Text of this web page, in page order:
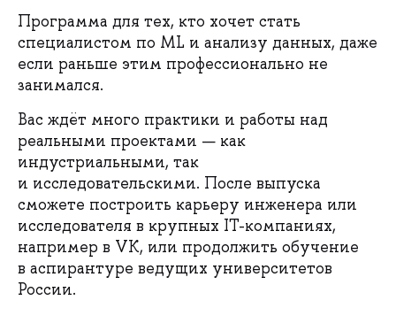
Программа для тех, кто хочет стать
специалистом по ML и анализу данных, даже
если раньше этим профессионально не
занимался.
Вас ждёт много практики и работы над
реальными проектами — как
индустриальными, так
и исследовательскими. После выпуска
сможете построить карьеру инженера или
исследователя в крупных IT-компаниях,
например в VK, или продолжить обучение
в аспирантуре ведущих университетов
России.